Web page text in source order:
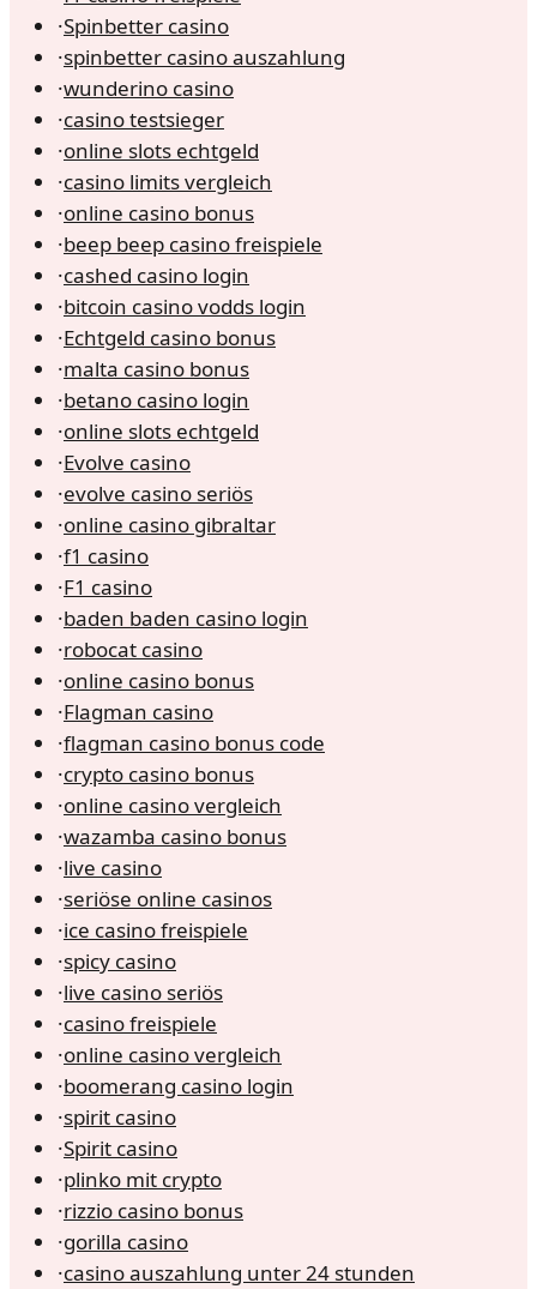
·Spinbetter casino
·spinbetter casino auszahlung
·wunderino casino
·casino testsieger
·online slots echtgeld
·casino limits vergleich
·online casino bonus
·beep beep casino freispiele
·cashed casino login
·bitcoin casino vodds login
·Echtgeld casino bonus
·malta casino bonus
·betano casino login
·online slots echtgeld
·Evolve casino
·evolve casino seriös
·online casino gibraltar
·f1 casino
·F1 casino
·baden baden casino login
·robocat casino
·online casino bonus
·Flagman casino
·flagman casino bonus code
·crypto casino bonus
·online casino vergleich
·wazamba casino bonus
·live casino
·seriöse online casinos
·ice casino freispiele
·spicy casino
·live casino seriös
·casino freispiele
·online casino vergleich
·boomerang casino login
·spirit casino
·Spirit casino
·plinko mit crypto
·rizzio casino bonus
·gorilla casino
·casino auszahlung unter 24 stunden